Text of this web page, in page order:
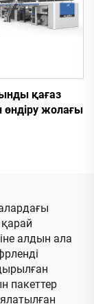
қағаз
өндіру жолағы
қарай
алдын ала
пакеттер